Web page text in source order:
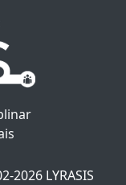
2026 LYRASIS